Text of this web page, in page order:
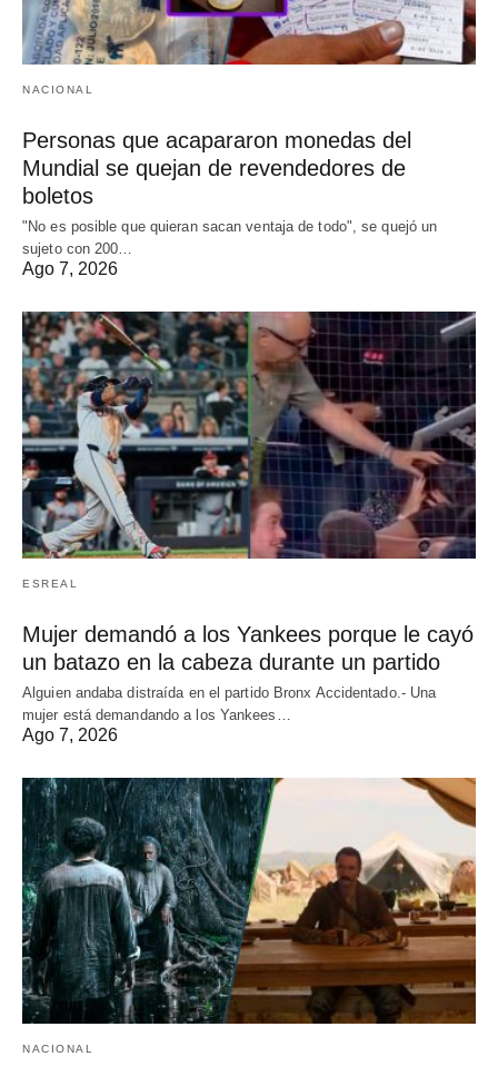
NACIONAL
Personas que acapararon monedas del
Mundial se quejan de revendedores de
boletos
"No es posible que quieran sacan ventaja de todo", se quejó un
sujeto con 200…
Ago 7, 2026
ESREAL
Mujer demandó a los Yankees porque le cayó
un batazo en la cabeza durante un partido
Alguien andaba distraída en el partido Bronx Accidentado.- Una
mujer está demandando a los Yankees…
Ago 7, 2026
NACIONAL